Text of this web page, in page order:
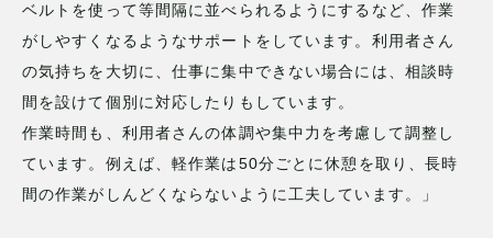
ベルトを使って等間隔に並べられるようにするなど、作業
がしやすくなるようなサポートをしています。利用者さん
の気持ちを大切に、仕事に集中できない場合には、相談時
間を設けて個別に対応したりもしています。
作業時間も、利用者さんの体調や集中力を考慮して調整し
ています。例えば、軽作業は50分ごとに休憩を取り、長時
間の作業がしんどくならないように工夫しています。」